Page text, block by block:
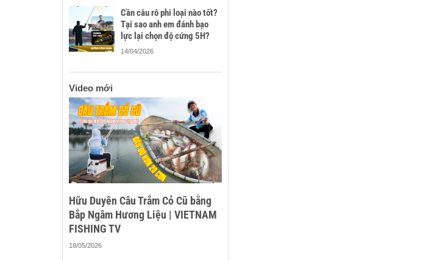
Cần câu rô phi loại nào tốt?
Tại sao anh em đánh bạo
lực lại chọn độ cứng 5H?
14/04/2026
Video mới
Hữu Duyên Câu Trắm Cỏ Cũ bằng
Bắp Ngâm Hương Liệu | VIETNAM
FISHING TV
18/05/2026